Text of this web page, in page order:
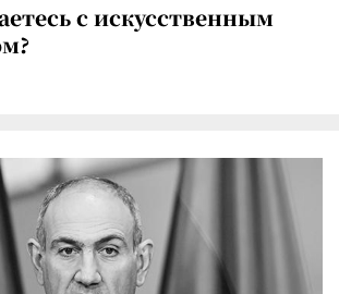
с искусственным